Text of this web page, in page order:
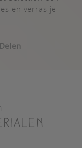
en verras je
Delen